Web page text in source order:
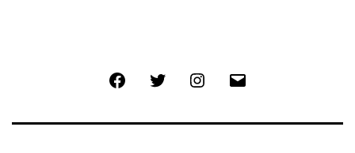
FacebookTwitter Instagram